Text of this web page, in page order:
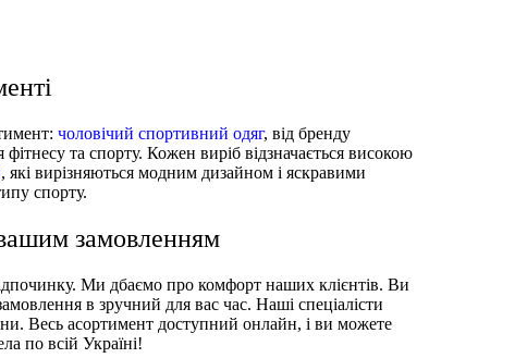
чоловічий спортивний одяг, від бренду
та спорту. Кожен виріб відзначається високою
, які вирізняються модним дизайном і яскравими
спорту.
замовленням
Ми дбаємо про комфорт наших клієнтів. Ви
в зручний для вас час. Наші спеціалісти
Весь асортимент доступний онлайн, і ви можете
по всій Україні!